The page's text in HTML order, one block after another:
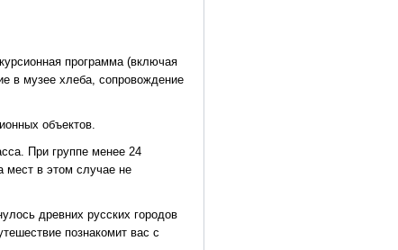
программа (включая
в музее хлеба, сопровождение
объектов.
При группе менее 24
мест в этом случае не
древних русских городов
познакомит вас с